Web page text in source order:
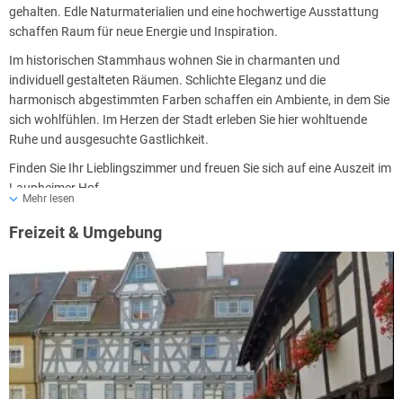
gehalten. Edle Naturmaterialien und eine hochwertige Ausstattung
schaffen Raum für neue Energie und Inspiration.
Im historischen Stammhaus wohnen Sie in charmanten und
individuell gestalteten Räumen. Schlichte Eleganz und die
harmonisch abgestimmten Farben schaffen ein Ambiente, in dem Sie
sich wohlfühlen. Im Herzen der Stadt erleben Sie hier wohltuende
Ruhe und ausgesuchte Gastlichkeit.
Finden Sie Ihr Lieblingszimmer und freuen Sie sich auf eine Auszeit im
Laupheimer Hof.
Mehr lesen
Freizeit & Umgebung